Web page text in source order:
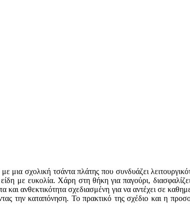
με μια σχολική τσάντα πλάτης που συνδυάζει
με ευκολία. Χάρη στη θήκη για παγούρι,
ανθεκτικότητα σχεδιασμένη για να αντέχει σε
την καταπόνηση. Το πρακτικό της σχέδιο και η